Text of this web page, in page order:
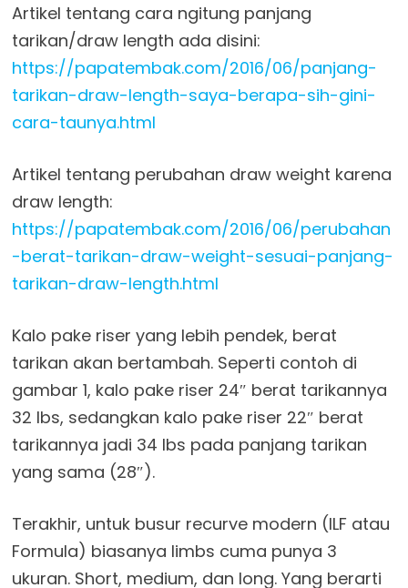
Artikel tentang cara ngitung panjang
tarikan/draw length ada disini:
https://papatembak.com/2016/06/panjang-
tarikan-draw-length-saya-berapa-sih-gini-
cara-taunya.html
Artikel tentang perubahan draw weight karena
draw length:
https://papatembak.com/2016/06/perubahan
-berat-tarikan-draw-weight-sesuai-panjang-
tarikan-draw-length.html
Kalo pake riser yang lebih pendek, berat
tarikan akan bertambah. Seperti contoh di
gambar 1, kalo pake riser 24″ berat tarikannya
32 lbs, sedangkan kalo pake riser 22″ berat
tarikannya jadi 34 lbs pada panjang tarikan
yang sama (28″).
Terakhir, untuk busur recurve modern (ILF atau
Formula) biasanya limbs cuma punya 3
ukuran. Short, medium, dan long. Yang berarti